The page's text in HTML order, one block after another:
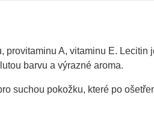
A, vitaminu E. Lecitin
barvu a výrazné aroma.
suchou pokožku, které po